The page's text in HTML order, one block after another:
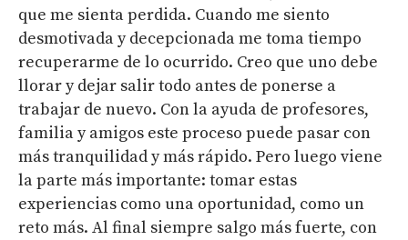
que me sienta perdida. Cuando me siento
desmotivada y decepcionada me toma tiempo
recuperarme de lo ocurrido. Creo que uno debe
llorar y dejar salir todo antes de ponerse a
trabajar de nuevo. Con la ayuda de profesores,
familia y amigos este proceso puede pasar con
más tranquilidad y más rápido. Pero luego viene
la parte más importante: tomar estas
experiencias como una oportunidad, como un
reto más. Al final siempre salgo más fuerte, con